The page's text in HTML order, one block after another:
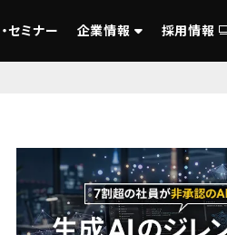
セミナー 企業情報 採用情報